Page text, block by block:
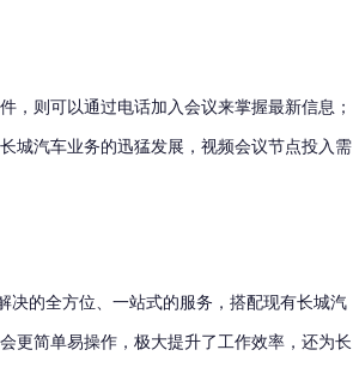
则可以通过电话加入会议来掌握最新信息；
城汽车业务的迅猛发展，视频会议节点投入需
的全方位、一站式的服务，搭配现有长城汽
更简单易操作，极大提升了工作效率，还为长